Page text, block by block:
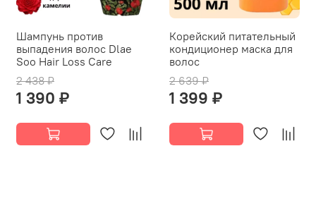
Шампунь против
выпадения волос Dlae
Soo Hair Loss Care
2 438 ₽
1 390 ₽
Корейский питательный
кондиционер маска для
волос
2 639 ₽
1 399 ₽